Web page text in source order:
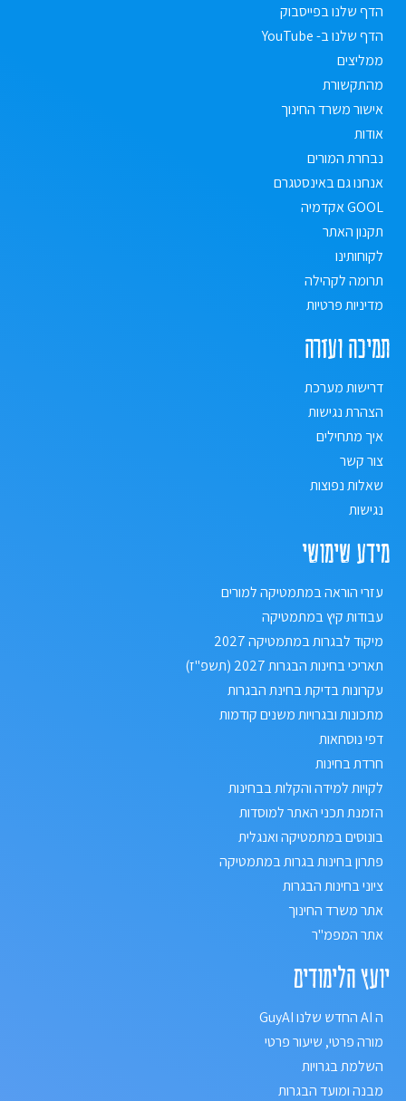
הדף שלנו בפייסבוק
הדף שלנו ב- YouTube
ממליצים
מהתקשורת
אישור משרד החינוך
אודות
נבחרת המורים
אנחנו גם באינסטגרם
GOOL אקדמיה
תקנון האתר
לקוחותינו
תרומה לקהילה
מדיניות פרטיות
תמיכה ועזרה
דרישות מערכת
הצהרת נגישות
איך מתחילים
צור קשר
שאלות נפוצות
נגישות
מידע שימושי
עזרי הוראה במתמטיקה למורים
עבודות קיץ במתמטיקה
מיקוד לבגרות במתמטיקה 2027
תאריכי בחינות הבגרות 2027 (תשפ"ז)
עקרונות בדיקת בחינת הבגרות
מתכונות ובגרויות משנים קודמות
דפי נוסחאות
חרדת בחינות
לקויות למידה והקלות בבחינות
הזמנת תכני האתר למוסדות
בונוסים במתמטיקה ואנגלית
פתרון בחינות בגרות במתמטיקה
ציוני בחינות הבגרות
אתר משרד החינוך
אתר המפמ"ר
יועץ הלימודים
ה AI החדש שלנו GuyAI
מורה פרטי, שיעור פרטי
השלמת בגרויות
מבנה ומועד הבגרות